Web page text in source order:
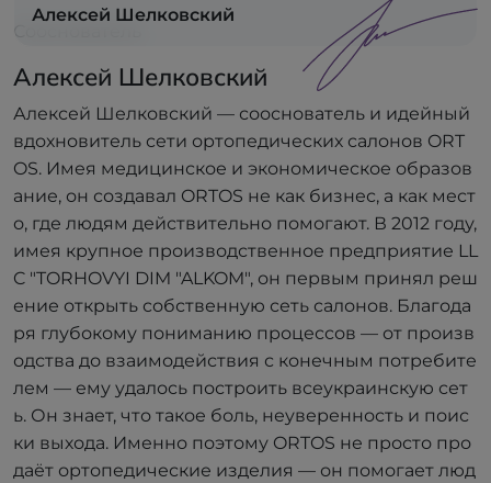
Алексей Шелковский
Алексей Шелковский
Алексей Шелковский — сооснователь и идейный
вдохновитель сети ортопедических салонов ORT
OS. Имея медицинское и экономическое образов
ание, он создавал ORTOS не как бизнес, а как мест
о, где людям действительно помогают. В 2012 году,
имея крупное производственное предприятие LL
C "TORHOVYI DIM "ALKOM", он первым принял реш
ение открыть собственную сеть салонов. Благода
ря глубокому пониманию процессов — от произв
одства до взаимодействия с конечным потребите
лем — ему удалось построить всеукраинскую сет
ь. Он знает, что такое боль, неуверенность и поис
ки выхода. Именно поэтому ORTOS не просто про
даёт ортопедические изделия — он помогает люд